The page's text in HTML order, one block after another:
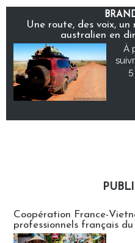
Une route, des voix, un
australien en
À
Coopération France-
professionnels français